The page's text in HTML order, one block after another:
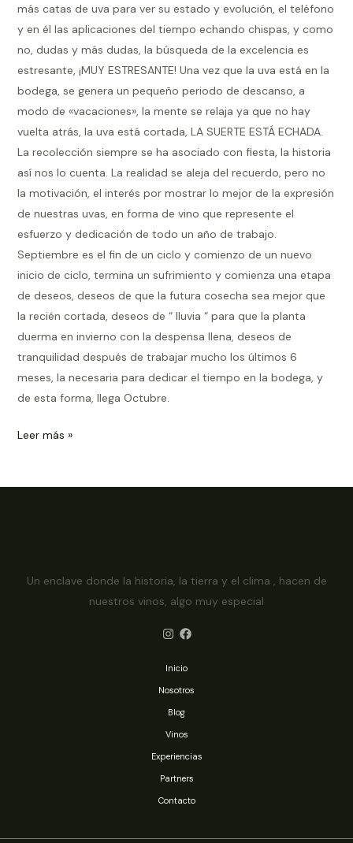
más catas de uva para ver su estado y evolución, el teléfono
y en él las aplicaciones del tiempo echando chispas, y como
no, dudas y más dudas, la búsqueda de la excelencia es
estresante, ¡MUY ESTRESANTE! Una vez que la uva está en la
bodega, se genera un pequeño periodo de descanso, a
modo de «vacaciones», la mente se relaja ya que no hay
vuelta atrás, la uva está cortada, LA SUERTE ESTÁ ECHADA.
La recolección siempre se ha asociado con fiesta, la historia
así nos lo cuenta. La realidad se aleja del recuerdo, pero no
la motivación, el interés por mostrar lo mejor de la expresión
de nuestras uvas, en forma de vino que represente el
esfuerzo y dedicación de todo un año de trabajo.
Septiembre es el fin de un ciclo y comienzo de un nuevo
inicio de ciclo, termina un sufrimiento y comienza una etapa
de deseos, deseos de que la futura cosecha sea mejor que
la recién cortada, deseos de “ lluvia “ para que la planta
duerma en invierno con la despensa llena, deseos de
tranquilidad después de trabajar mucho los últimos 6
meses, la necesaria para dedicar el tiempo en la bodega, y
de esta forma, llega Octubre.
Leer más »
Un enclave donde la historia, la tierra y el clima , hacen de
nuestros vinos, algo muy especial
Inicio
Nosotros
Blog
Vinos
Experiencias
Partners
Contacto